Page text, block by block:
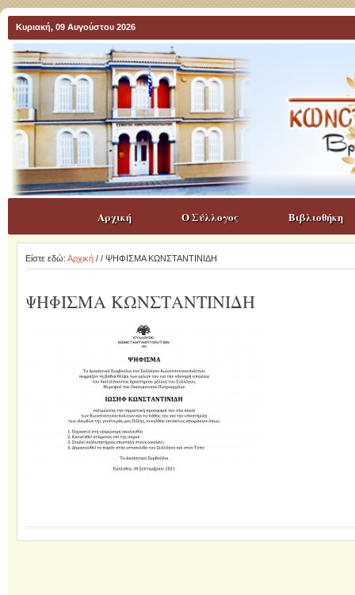
Κυριακή, 09 Αυγούστου 2026
Αρχική Ο Σύλλογος Βιβλιοθήκη
Είστε εδώ: Αρχική/ / ΨΗΦΙΣΜΑ ΚΩΝΣΤΑΝΤΙΝΙΔΗ
ΨΗΦΙΣΜΑ ΚΩΝΣΤΑΝΤΙΝΙΔΗ